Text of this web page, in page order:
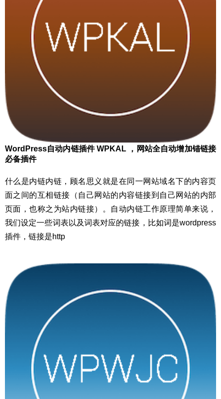
WordPress自动内链插件 WPKAL ，网站全自动增加锚链接
必备插件
什么是内链内链，顾名思义就是在同一网站域名下的内容页
面之间的互相链接（自己网站的内容链接到自己网站的内部
页面，也称之为站内链接）。自动内链工作原理简单来说，
我们设定一些词表以及词表对应的链接，比如词是wordpress
插件，链接是http